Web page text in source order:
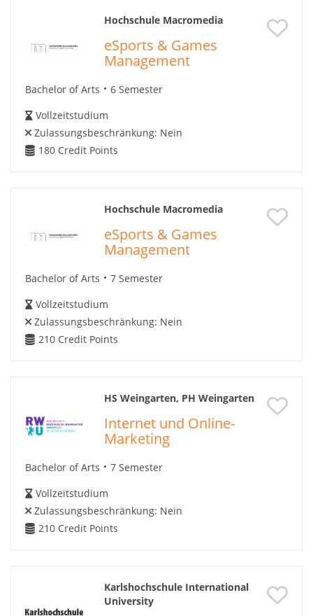
Hochschule Macromedia
eSports & Games
Management
Bachelor of Arts
6 Semester
Vollzeitstudium
Zulassungsbeschränkung: Nein
180 Credit Points
Hochschule Macromedia
eSports & Games
Management
Bachelor of Arts
7 Semester
Vollzeitstudium
Zulassungsbeschränkung: Nein
210 Credit Points
HS Weingarten, PH Weingarten
Internet und Online-
Marketing
Bachelor of Arts
7 Semester
Vollzeitstudium
Zulassungsbeschränkung: Nein
210 Credit Points
Karlshochschule International
University